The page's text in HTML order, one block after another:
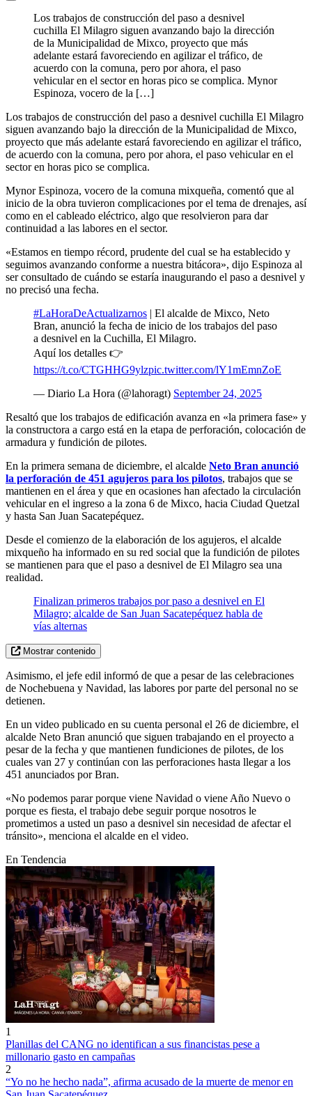
Los trabajos de construcción del paso a desnivel
cuchilla El Milagro siguen avanzando bajo la dirección
de la Municipalidad de Mixco, proyecto que más
adelante estará favoreciendo en agilizar el tráfico, de
acuerdo con la comuna, pero por ahora, el paso
vehicular en el sector en horas pico se complica. Mynor
Espinoza, vocero de la […]
Los trabajos de construcción del paso a desnivel cuchilla El Milagro
siguen avanzando bajo la dirección de la Municipalidad de Mixco,
proyecto que más adelante estará favoreciendo en agilizar el tráfico,
de acuerdo con la comuna, pero por ahora, el paso vehicular en el
sector en horas pico se complica.
Mynor Espinoza, vocero de la comuna mixqueña, comentó que al
inicio de la obra tuvieron complicaciones por el tema de drenajes, así
como en el cableado eléctrico, algo que resolvieron para dar
continuidad a las labores en el sector.
«Estamos en tiempo récord, prudente del cual se ha establecido y
seguimos avanzando conforme a nuestra bitácora», dijo Espinoza al
ser consultado de cuándo se estaría inaugurando el paso a desnivel y
no precisó una fecha.
#LaHoraDeActualizarnos | El alcalde de Mixco, Neto
Bran, anunció la fecha de inicio de los trabajos del paso
a desnivel en la Cuchilla, El Milagro.
Aquí los detalles 👉
https://t.co/CTGHHG9ylzpic.twitter.com/lY1mEmnZoE
— Diario La Hora (@lahoragt) September 24, 2025
Resaltó que los trabajos de edificación avanza en «la primera fase» y
la constructora a cargo está en la etapa de perforación, colocación de
armadura y fundición de pilotes.
En la primera semana de diciembre, el alcalde Neto Bran anunció
la perforación de 451 agujeros para los pilotos, trabajos que se
mantienen en el área y que en ocasiones han afectado la circulación
vehicular en el ingreso a la zona 6 de Mixco, hacia Ciudad Quetzal
y hasta San Juan Sacatepéquez.
Desde el comienzo de la elaboración de los agujeros, el alcalde
mixqueño ha informado en su red social que la fundición de pilotes
se mantienen para que el paso a desnivel de El Milagro sea una
realidad.
Finalizan primeros trabajos por paso a desnivel en El
Milagro; alcalde de San Juan Sacatepéquez habla de
vías alternas
Mostrar contenido
Asimismo, el jefe edil informó de que a pesar de las celebraciones
de Nochebuena y Navidad, las labores por parte del personal no se
detienen.
En un video publicado en su cuenta personal el 26 de diciembre, el
alcalde Neto Bran anunció que siguen trabajando en el proyecto a
pesar de la fecha y que mantienen fundiciones de pilotes, de los
cuales van 27 y continúan con las perforaciones hasta llegar a los
451 anunciados por Bran.
«No podemos parar porque viene Navidad o viene Año Nuevo o
porque es fiesta, el trabajo debe seguir porque nosotros le
prometimos a usted un paso a desnivel sin necesidad de afectar el
tránsito», menciona el alcalde en el video.
En Tendencia
1
Planillas del CANG no identifican a sus financistas pese a
millonario gasto en campañas
2
“Yo no he hecho nada”, afirma acusado de la muerte de menor en